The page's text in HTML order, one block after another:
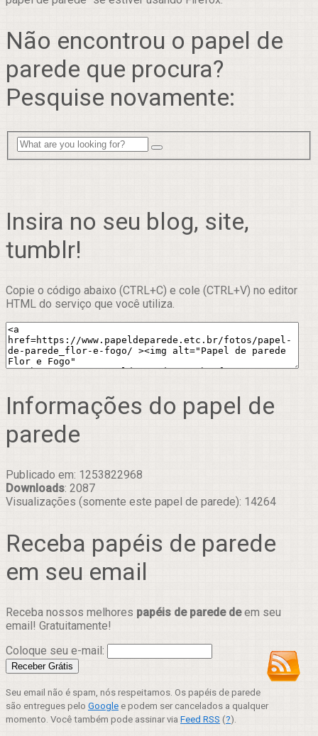
Não encontrou o papel de
parede que procura?
Pesquise novamente:
Insira no seu blog, site,
tumblr!
Copie o código abaixo (CTRL+C) e cole (CTRL+V) no editor
HTML do serviço que você utiliza.
Informações do papel de
parede
Publicado em: 1253822968
Downloads: 2087
Visualizações (somente este papel de parede): 14264
Receba papéis de parede
em seu email
Receba nossos melhores papéis de parede deem seu
email! Gratuitamente!
Coloque seu e-mail:
Seu email não é spam, nós respeitamos. Os papéis de parede
são entregues pelo Google e podem ser cancelados a qualquer
momento. Você também pode assinar via Feed RSS (?).